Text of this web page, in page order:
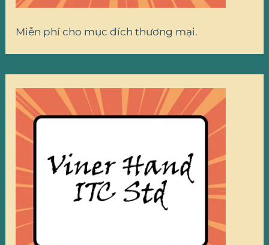
Miễn phí cho mục đích thương mại.